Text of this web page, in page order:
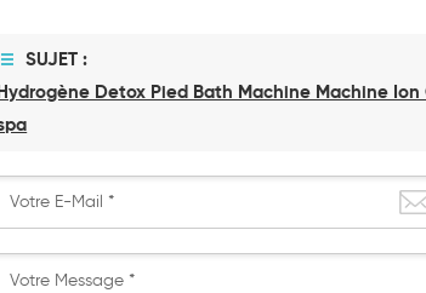
SUJET :
Hydrogène Detox Pied Bath Machine Machine